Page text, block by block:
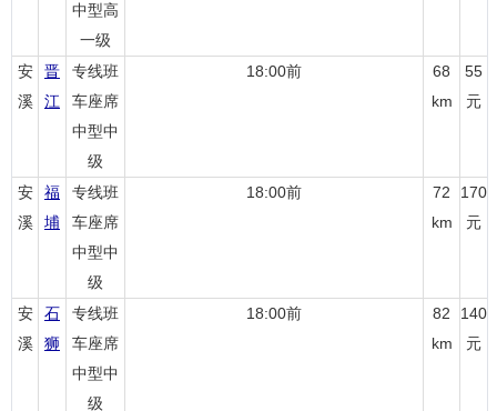
中型高
一级
安
溪
晋
江
专线班
车座席
中型中
级
18:00前
68
km
55
元
安
溪
福
埔
专线班
车座席
中型中
级
18:00前
72
km
170
元
安
溪
石
狮
专线班
车座席
中型中
级
18:00前
82
km
140
元